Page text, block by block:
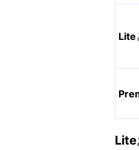
Lite
Lite